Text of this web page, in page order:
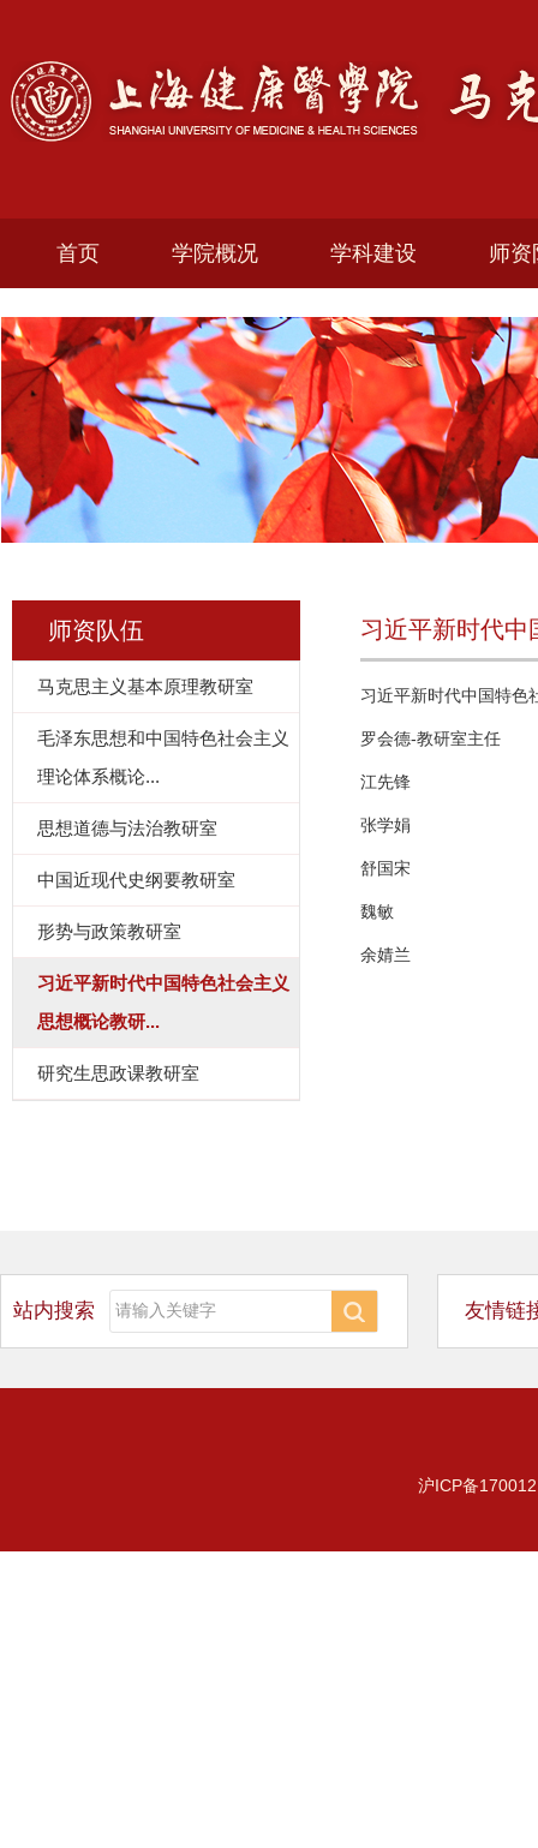
首页 学院概况 学科建设 师资
师资队伍
马克思主义基本原理教研室
毛泽东思想和中国特色社会主义
理论体系概论...
思想道德与法治教研室
中国近现代史纲要教研室
形势与政策教研室
习近平新时代中国特色社会主义
思想概论教研...
研究生思政课教研室
习近平新时代中
习近平新时代中国特色
罗会德-教研室主任
江先锋
张学娟
舒国宋
魏敏
余婧兰
站内搜索 友情链
沪ICP备